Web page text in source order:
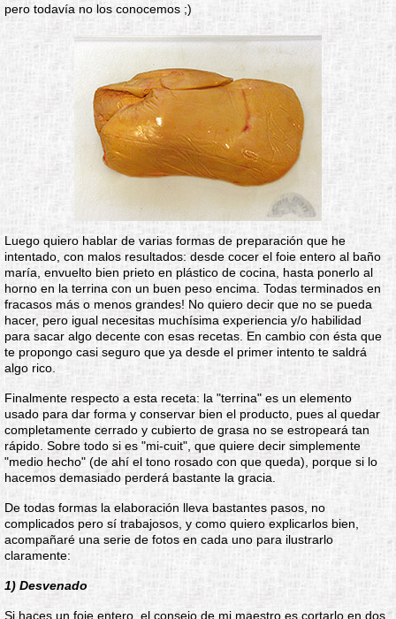
pero todavía no los conocemos ;)
Luego quiero hablar de varias formas de preparación que he
intentado, con malos resultados: desde cocer el foie entero al baño
maría, envuelto bien prieto en plástico de cocina, hasta ponerlo al
horno en la terrina con un buen peso encima. Todas terminados en
fracasos más o menos grandes! No quiero decir que no se pueda
hacer, pero igual necesitas muchísima experiencia y/o habilidad
para sacar algo decente con esas recetas. En cambio con ésta que
te propongo casi seguro que ya desde el primer intento te saldrá
algo rico.
Finalmente respecto a esta receta: la "terrina" es un elemento
usado para dar forma y conservar bien el producto, pues al quedar
completamente cerrado y cubierto de grasa no se estropeará tan
rápido. Sobre todo si es "mi-cuit", que quiere decir simplemente
"medio hecho" (de ahí el tono rosado con que queda), porque si lo
hacemos demasiado perderá bastante la gracia.
De todas formas la elaboración lleva bastantes pasos, no
complicados pero sí trabajosos, y como quiero explicarlos bien,
acompañaré una serie de fotos en cada uno para ilustrarlo
claramente:
1) Desvenado
Si haces un foie entero, el consejo de mi maestro es cortarlo en dos